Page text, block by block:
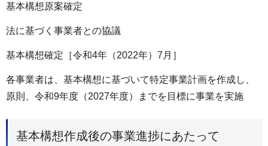
基本構想原案確定
法に基づく事業者との協議
基本構想確定［令和4年（2022年）7月］
各事業者は、基本構想に基づいて特定事業計画を作成し、
原則、令和9年度（2027年度）までを目標に事業を実施
基本構想作成後の事業進捗にあたって